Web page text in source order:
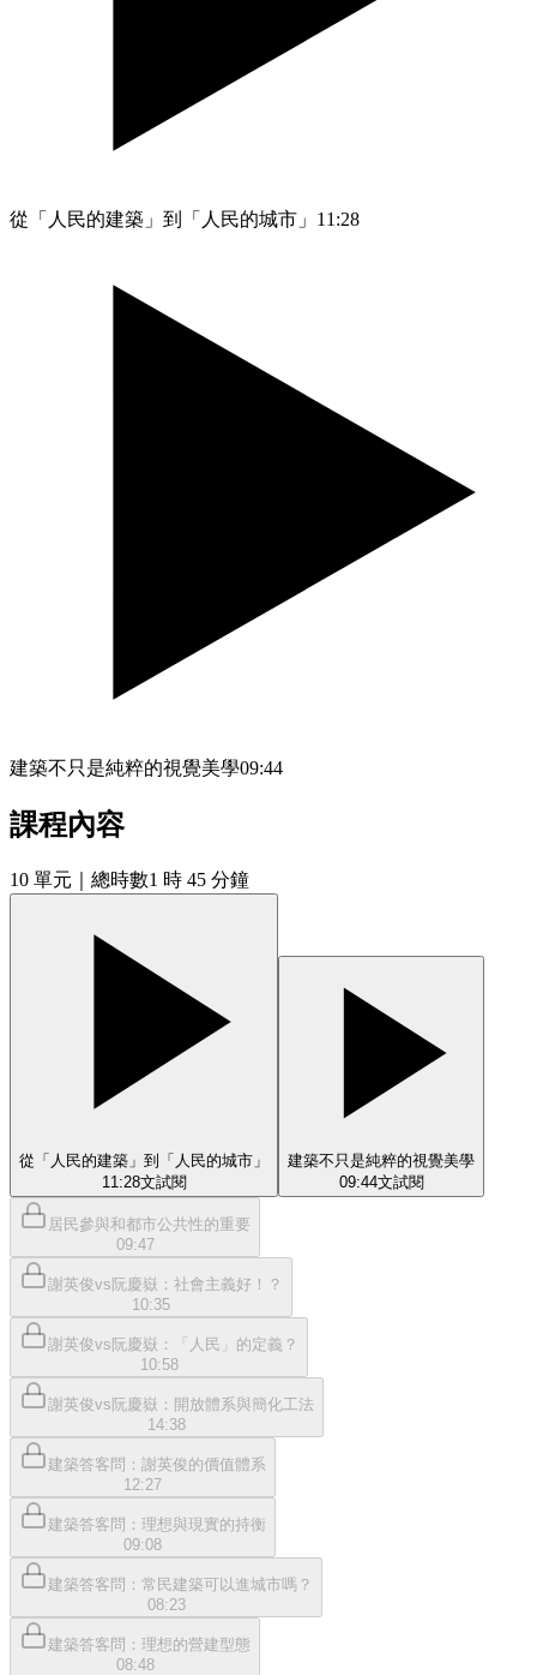
從「人民的建築」到「人民的城市」 11:28
建築不只是純粹的視覺美學09:44
課程內容
10 單元 ｜總時數1 時 45 分鐘
從「人民的建築」到「人民的城市」
11:28文試閱
建築不只是純粹的視覺美學
09:44文試閱
居民參與和都市公共性的重要
09:47
謝英俊vs阮慶嶽：社會主義好！？
10:35
謝英俊vs阮慶嶽：「人民」的定義？
10:58
謝英俊vs阮慶嶽：開放體系與簡化工法
14:38
建築答客問：謝英俊的價值體系
12:27
建築答客問：理想與現實的持衡
09:08
建築答客問：常民建築可以進城市嗎？
08:23
建築答客問：理想的營建型態
08:48